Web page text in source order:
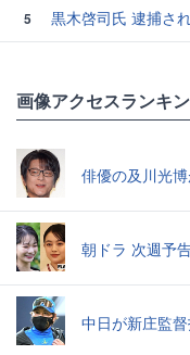
5
黒木啓司氏 逮捕さ
画像アクセスランキ
俳優の及川光
朝ドラ 次週予
中日が新庄監